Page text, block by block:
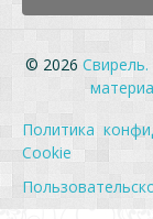
© 2026
Политика
Cookie